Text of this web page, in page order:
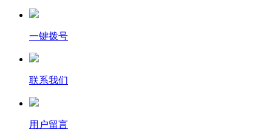
一键拨号
联系我们
用户留言